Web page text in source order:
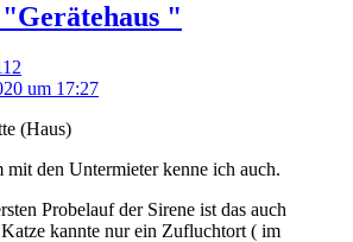
"
um 17:27
(Haus)
mit den Untermieter kenne ich auch.
Probelauf der Sirene ist das auch
kannte nur ein Zufluchtort ( im